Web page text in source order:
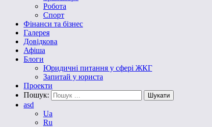
Робота
Спорт
Фінанси та бізнес
Галерея
Довідкова
Афіша
Блоги
Юридичні питання у сфері ЖКГ
Запитай у юриста
Проекти
Пошук:
asd
Ua
Ru